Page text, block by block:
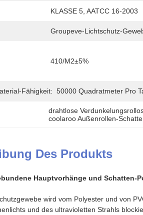
KLASSE 5, AATCC 16-2003
Groupeve-Lichtschutz-
410/m2±5%
Fähigkeit: 50000 Quadratmeter Pro
drahtlose
coolaroo Außenrollen-
Des Produkts
Hauptvorhänge und Schatten-
wird vom Polyester und von
und des ultravioletten Strahls